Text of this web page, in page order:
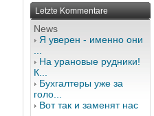
Letzte Kommentare
News
Я уверен - именно они
На урановые рудники!
К...
Бухгалтеры уже за
голо...
Вот так и заменят нас